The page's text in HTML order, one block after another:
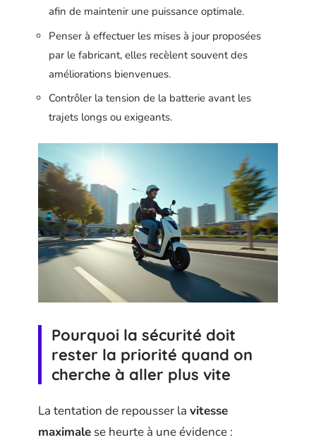
afin de maintenir une puissance optimale.
Penser à effectuer les mises à jour proposées
par le fabricant, elles recèlent souvent des
améliorations bienvenues.
Contrôler la tension de la batterie avant les
trajets longs ou exigeants.
Pourquoi la sécurité doit
rester la priorité quand on
cherche à aller plus vite
La tentation de repousser la vitesse
maximale se heurte à une évidence :